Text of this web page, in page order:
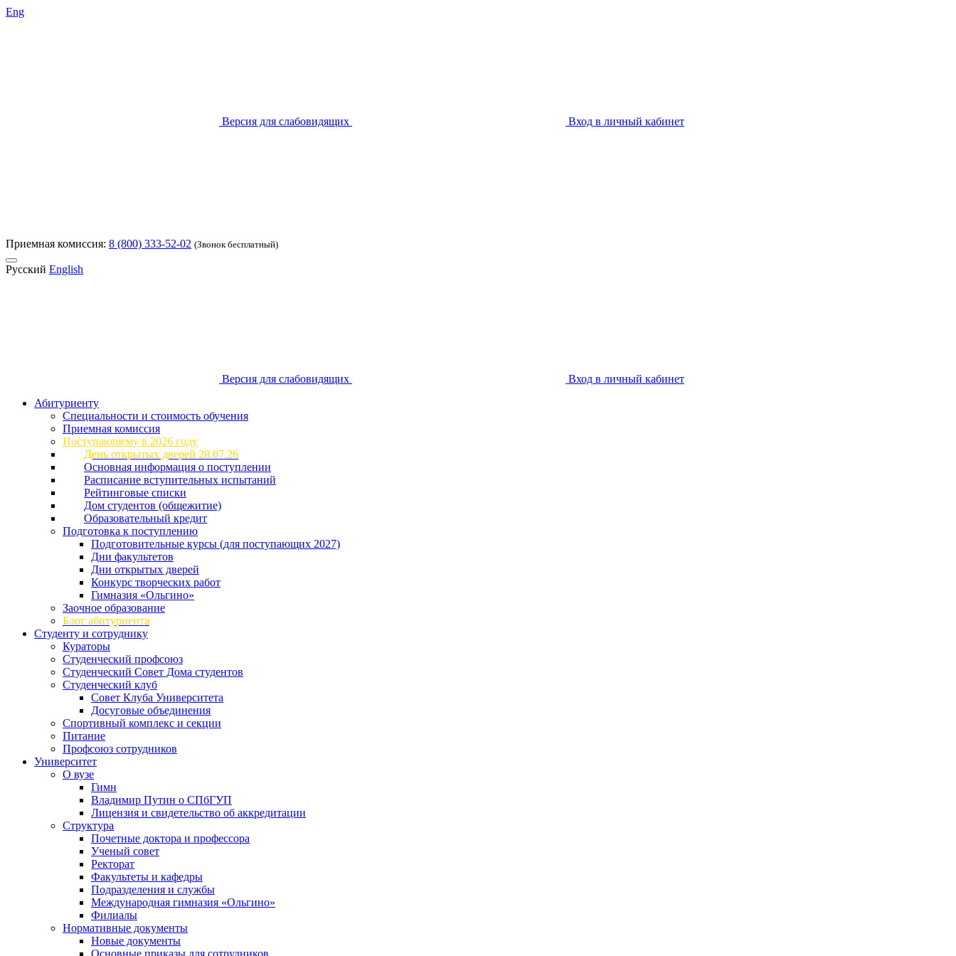
Eng
Версия для слабовидящих Вход в личный кабинет
Приемная комиссия: 8 (800) 333-52-02 (Звонок бесплатный)
Русский English
Версия для слабовидящих
Вход в личный кабинет
Абитуриенту
Специальности и стоимость обучения
Приемная комиссия
Поступающему в 2026 году
День открытых дверей 28.07.26
Основная информация о поступлении
Расписание вступительных испытаний
Рейтинговые списки
Дом студентов (общежитие)
Образовательный кредит
Подготовка к поступлению
Подготовительные курсы (для поступающих 2027)
Дни факультетов
Дни открытых дверей
Конкурс творческих работ
Гимназия «Ольгино»
Заочное образование
Блог абитуриента
Студенту и сотруднику
Кураторы
Студенческий профсоюз
Студенческий Совет Дома студентов
Студенческий клуб
Совет Клуба Университета
Досуговые объединения
Спортивный комплекс и секции
Питание
Профсоюз сотрудников
Университет
О вузе
Гимн
Владимир Путин о СПбГУП
Лицензия и свидетельство об аккредитации
Структура
Почетные доктора и профессора
Ученый совет
Ректорат
Факультеты и кафедры
Подразделения и службы
Международная гимназия «Ольгино»
Филиалы
Нормативные документы
Новые документы
Основные приказы для сотрудников